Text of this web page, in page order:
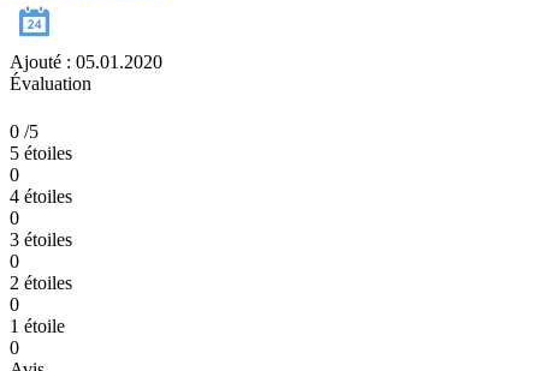
Ajouté : 05.01.2020
Évaluation
0 /5
5 étoiles
0
4 étoiles
0
3 étoiles
0
2 étoiles
0
1 étoile
0